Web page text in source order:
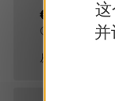
€0.00
不含增值税和
从 HMS